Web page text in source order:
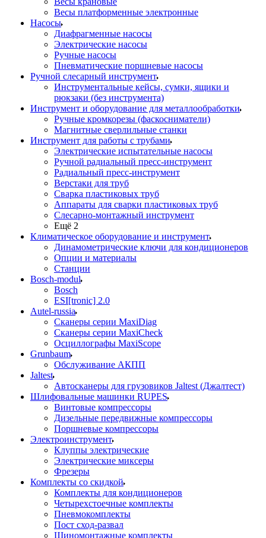
Весы платформенные электронные
Насосы
Диафрагменные насосы
Электрические насосы
Ручные насосы
Пневматические поршневые насосы
Ручной слесарный инструмент
Инструментальные кейсы, сумки, ящики и
рюкзаки (без инструмента)
Инструмент и оборудование для металлообработки
Ручные кромкорезы (фаскосниматели)
Магнитные сверлильные станки
Инструмент для работы с трубами
Электрические испытательные насосы
Ручной радиальный пресс-инструмент
Радиальный пресс-инструмент
Верстаки для труб
Сварка пластиковых труб
Аппараты для сварки пластиковых труб
Слесарно-монтажный инструмент
Ещё 2
Климатическое оборудование и инструмент
Динамометрические ключи для кондиционеров
Опции и материалы
Станции
Bosch-modul
Bosch
ESI[tronic] 2.0
Autel-russia
Сканеры серии MaxiDiag
Сканеры серии MaxiCheck
Осциллографы MaxiScope
Grunbaum
Обслуживание АКПП
Jaltest
Автосканеры для грузовиков Jaltest (Джалтест)
Шлифовальные машинки RUPES
Винтовые компрессоры
Дизельные передвижные компрессоры
Поршневые компрессоры
Электроинструмент
Клуппы электрические
Электрические миксеры
Фрезеры
Комплекты со скидкой
Комплекты для кондиционеров
Четырехстоечные комплекты
Пневмокомплекты
Пост сход-развал
Шиномонтажные комплекты